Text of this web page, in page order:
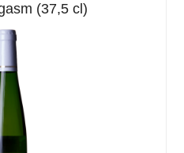
(37,5 cl)